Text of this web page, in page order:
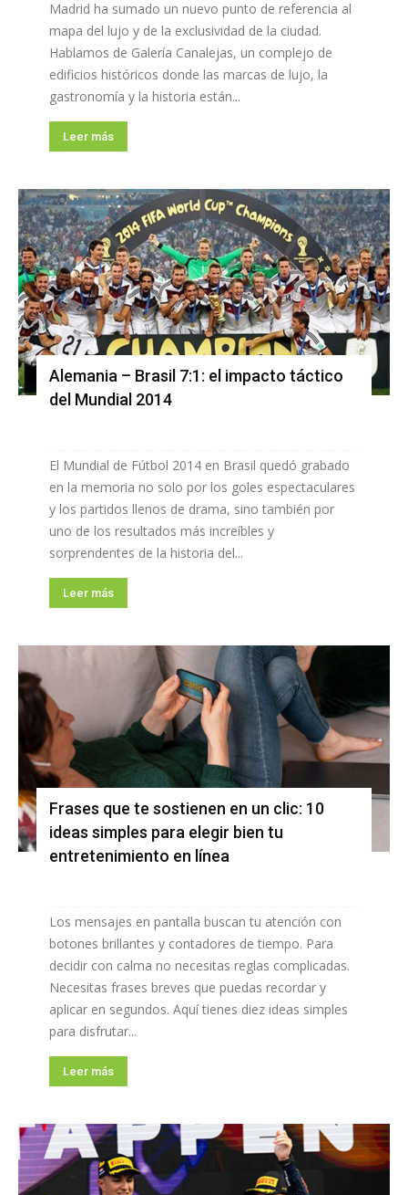
Madrid ha sumado un nuevo punto de referencia al
mapa del lujo y de la exclusividad de la ciudad.
Hablamos de Galería Canalejas, un complejo de
edificios históricos donde las marcas de lujo, la
gastronomía y la historia están...
Leer más
Alemania – Brasil 7:1: el impacto táctico
del Mundial 2014
El Mundial de Fútbol 2014 en Brasil quedó grabado
en la memoria no solo por los goles espectaculares
y los partidos llenos de drama, sino también por
uno de los resultados más increíbles y
sorprendentes de la historia del...
Leer más
Frases que te sostienen en un clic: 10
ideas simples para elegir bien tu
entretenimiento en línea
Los mensajes en pantalla buscan tu atención con
botones brillantes y contadores de tiempo. Para
decidir con calma no necesitas reglas complicadas.
Necesitas frases breves que puedas recordar y
aplicar en segundos. Aquí tienes diez ideas simples
para disfrutar...
Leer más